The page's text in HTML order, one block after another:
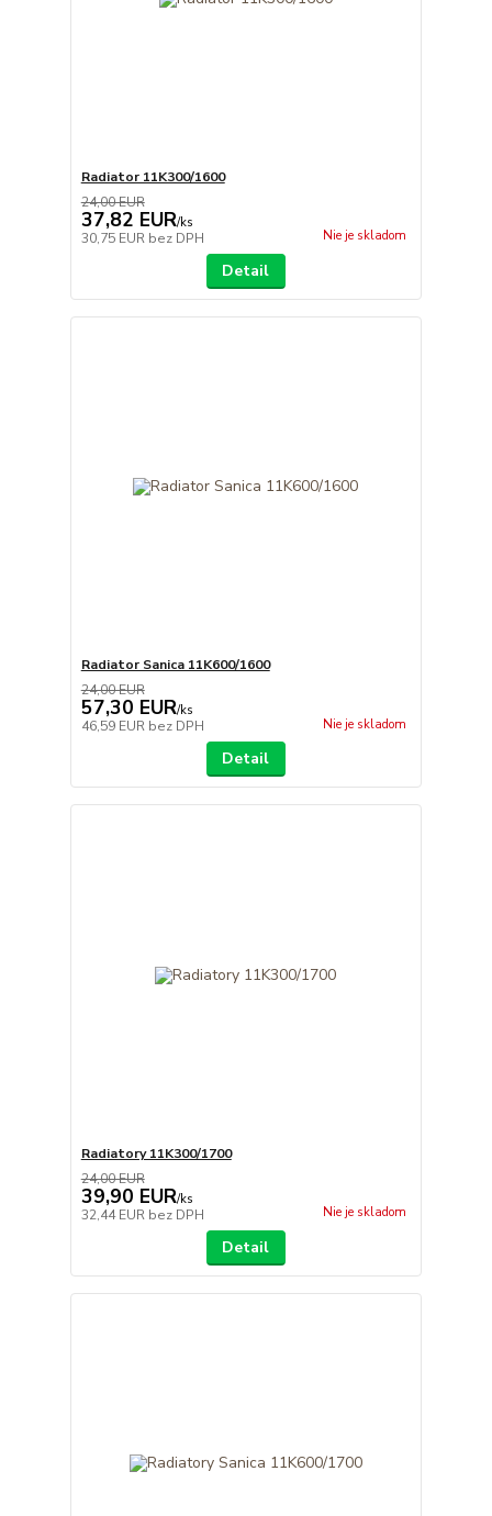
Radiator 11K300/1600
24,00 EUR
37,82 EUR/ks
30,75 EUR bez DPH Nie je skladom
Detail
Radiator Sanica 11K600/1600
24,00 EUR
57,30 EUR/ks
46,59 EUR bez DPH Nie je skladom
Detail
Radiatory 11K300/1700
24,00 EUR
39,90 EUR/ks
32,44 EUR bez DPH Nie je skladom
Detail